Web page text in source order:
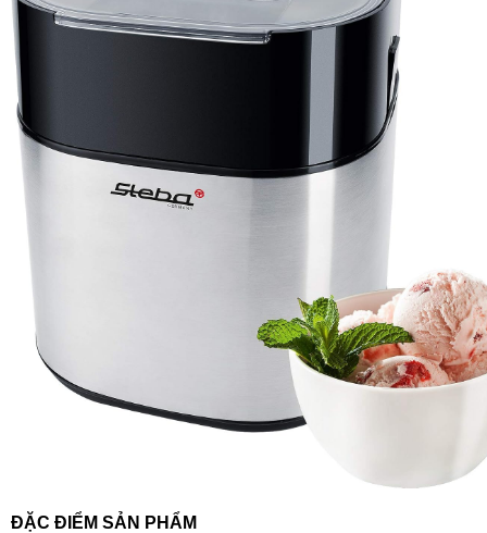
ĐẶC ĐIỂM SẢN PHẨM